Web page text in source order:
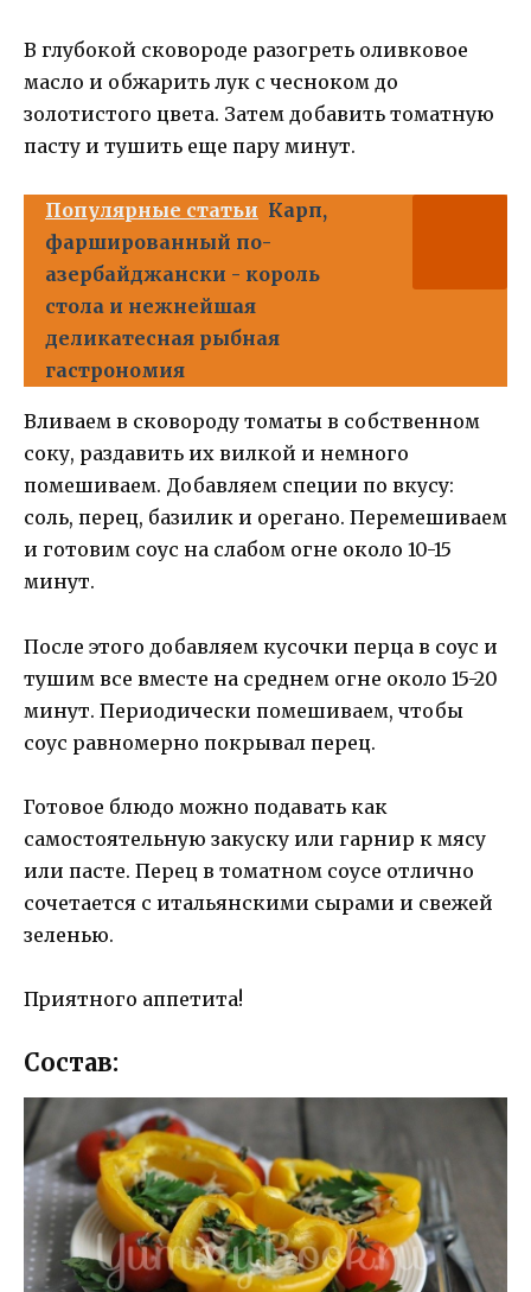
В глубокой сковороде разогреть оливковое
масло и обжарить лук с чесноком до
золотистого цвета. Затем добавить томатную
пасту и тушить еще пару минут.
Популярные статьи Карп,
фаршированный по-
азербайджански - король
стола и нежнейшая
деликатесная рыбная
гастрономия
Вливаем в сковороду томаты в собственном
соку, раздавить их вилкой и немного
помешиваем. Добавляем специи по вкусу:
соль, перец, базилик и орегано. Перемешиваем
и готовим соус на слабом огне около 10-15
минут.
После этого добавляем кусочки перца в соус и
тушим все вместе на среднем огне около 15-20
минут. Периодически помешиваем, чтобы
соус равномерно покрывал перец.
Готовое блюдо можно подавать как
самостоятельную закуску или гарнир к мясу
или пасте. Перец в томатном соусе отлично
сочетается с итальянскими сырами и свежей
зеленью.
Приятного аппетита!
Состав: